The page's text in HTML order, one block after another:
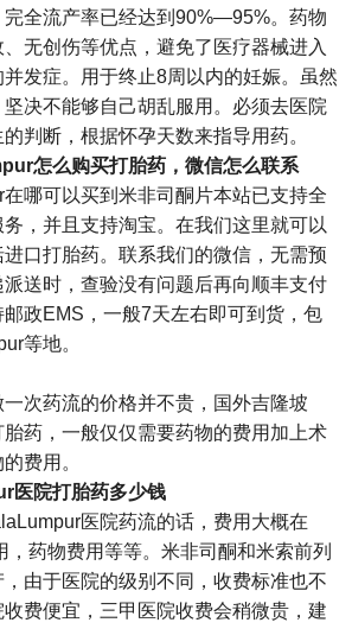
完全流产率已经达到90%—95%。药物
无创伤等优点，避免了医疗器械进入
发症。用于终止8周以内的妊娠。虽然
决不能够自己胡乱服用。必须去医院
判断，根据怀孕天数来指导用药。
怎么购买打胎药，微信怎么联系
哪可以买到米非司酮片本站已支持全
，并且支持淘宝。在我们这里就可以
口打胎药。联系我们的微信，无需预
送时，查验没有问题后再向顺丰支付
政EMS，一般7天左右即可到货，包
等地。
次药流的价格并不贵，国外吉隆坡
药，一般仅仅需要药物的费用加上术
费用。
医院打胎药多少钱
医院药流的话，费用大概在
，药物费用等等。米非司酮和米索前列
由于医院的级别不同，收费标准也不
费便宜，三甲医院收费会稍微贵，建